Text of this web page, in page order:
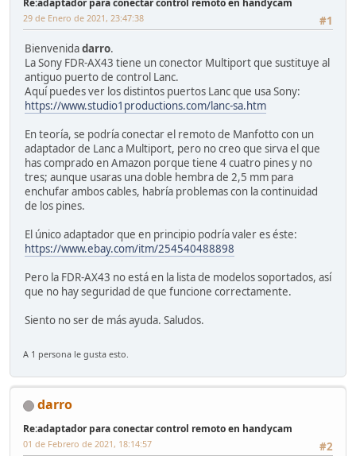
Re:adaptador para conectar control remoto en handycam
#1
29 de Enero de 2021, 23:47:38
Bienvenidadarro.
La Sony FDR-AX43 tiene un conector Multiport que sustituye al
antiguo puerto de control Lanc.
Aquí puedes ver los distintos puertos Lanc que usa Sony:
https://www.studio1productions.com/lanc-sa.htm
En teoría, se podría conectar el remoto de Manfotto con un
adaptador de Lanc a Multiport, pero no creo que sirva el que
has comprado en Amazon porque tiene 4 cuatro pines y no
tres; aunque usaras una doble hembra de 2,5 mm para
enchufar ambos cables, habría problemas con la continuidad
de los pines.
El único adaptador que en principio podría valer es éste:
https://www.ebay.com/itm/254540488898
Pero la FDR-AX43 no está en la lista de modelos soportados, así
que no hay seguridad de que funcione correctamente.
Siento no ser de más ayuda. Saludos.
A 1 persona le gusta esto.
darro
Re:adaptador para conectar control remoto en handycam
#2
01 de Febrero de 2021, 18:14:57